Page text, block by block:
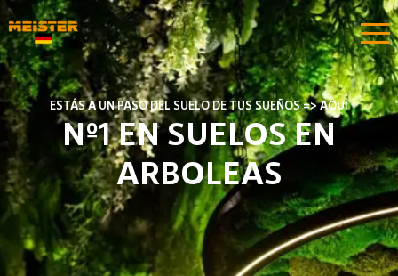
ESTÁS A UN PASO DEL SUELO DE TUS SUEÑOS => AQUÍ
Nº1 EN SUELOS EN
ARBOLEAS